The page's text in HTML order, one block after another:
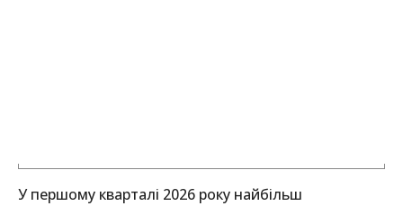
У першому кварталі 2026 року найбільш